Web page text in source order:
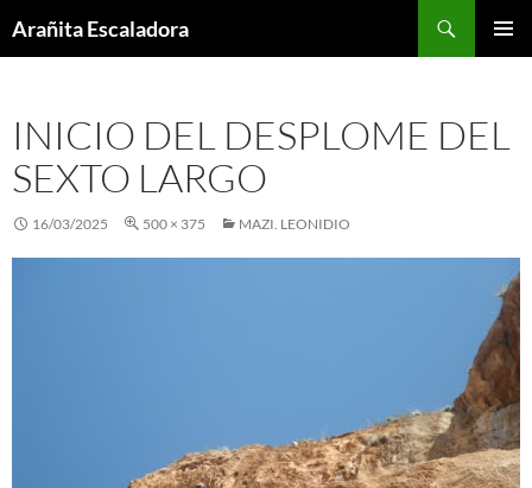
toArañita Escaladora
INICIO DEL DESPLOME DEL
SEXTO LARGO
16/03/2025 500 × 375 MAZI. LEONIDIO